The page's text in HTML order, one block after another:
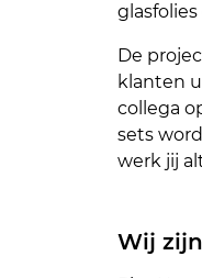
De
klanten
collega
sets
werk jij
Wij